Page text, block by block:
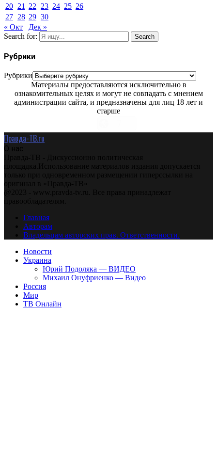
20 21 22 23 24 25 26
27 28 29 30
« Окт
Дек »
Search for:
Search
Рубрики
Рубрики
Материалы предоставляются исключительно в
ознакомительных целях и могут не совпадать с мнением
администрации сайта, и предназначены для лиц 18 лет и
старше
Правда-ТВ.ru
О нас
Правда-ТВ - Дискуссионно политическая
площадка.Использование материалов издания допускается
только при одновременном размещении гиперссылки на
оригинал в «Правда-ТВ»
@2023 - www.pravda-tv.ru. Все права принадлежат
правообладателям.
Главная
Авторам
Владельцам авторских прав. Ответственности.
Новости
Украина
Юрий Подоляка — ВИДЕО
Михаил Онуфриенко — Видео
Россия
Мир
ТВ Онлайн